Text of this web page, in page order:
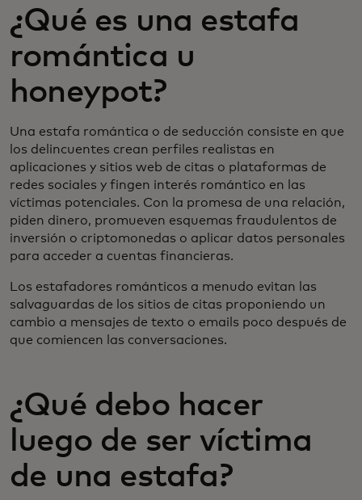
¿Qué es una estafa
romántica u
honeypot?
Una estafa romántica o de seducción consiste en que
los delincuentes crean perfiles realistas en
aplicaciones y sitios web de citas o plataformas de
redes sociales y fingen interés romántico en las
víctimas potenciales. Con la promesa de una relación,
piden dinero, promueven esquemas fraudulentos de
inversión o criptomonedas o aplicar datos personales
para acceder a cuentas financieras.
Los estafadores románticos a menudo evitan las
salvaguardas de los sitios de citas proponiendo un
cambio a mensajes de texto o emails poco después de
que comiencen las conversaciones.
¿Qué debo hacer
luego de ser víctima
de una estafa?